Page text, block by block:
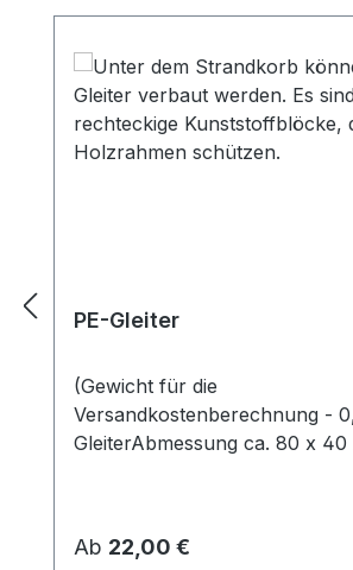
PE-Gleiter
(Gewicht für die
Versandkostenberechnung -
GleiterAbmessung ca. 80 x 40
Regulärer Preis:
Ab 22,00 €